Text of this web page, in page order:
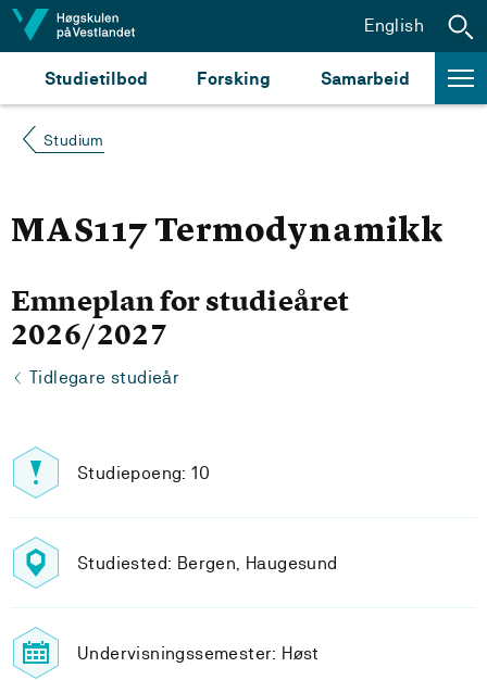
Hopp til innhald
Studietilbod Forsking Samarbeid
English
Studium
MAS117 Termodynamikk
Emneplan for studieåret
2026/2027
Tidlegare studieår
Studiepoeng: 10
Studiested: Bergen, Haugesund
Undervisningssemester: Høst